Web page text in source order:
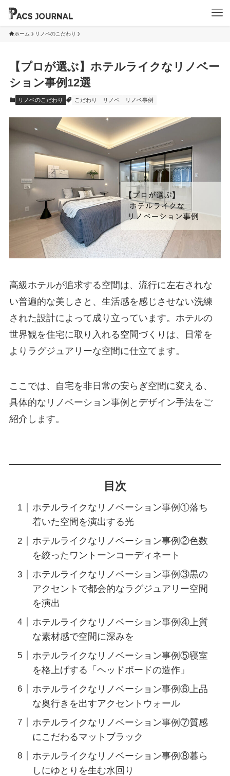
ホーム リノベのこだわり
【プロが選ぶ】ホテルライクなリノベー
ション事例12選
リノベのこだわり こだわり リノベ リノベ事例
高級ホテルが追求する空間は、流行に左右されな
い普遍的な美しさと、生活感を感じさせない洗練
された設計によって成り立っています。ホテルの
世界観を住宅に取り入れる空間づくりは、日常を
よりラグジュアリーな空間に仕立てます。
ここでは、自宅を非日常の安らぎ空間に変える、
具体的なリノベーション事例とデザイン手法をご
紹介します。
目次
ホテルライクなリノベーション事例①落ち
着いた空間を演出する光
ホテルライクなリノベーション事例②色数
を絞ったワントーンコーディネート
ホテルライクなリノベーション事例③黒の
アクセントで都会的なラグジュアリー空間
を演出
ホテルライクなリノベーション事例④上質
な素材感で空間に深みを
ホテルライクなリノベーション事例⑤寝室
を格上げする「ヘッドボードの造作」
ホテルライクなリノベーション事例⑥上品
な奥行きを出すアクセントウォール
ホテルライクなリノベーション事例⑦質感
にこだわるマットブラック
ホテルライクなリノベーション事例⑧暮ら
しにゆとりを生む水回り